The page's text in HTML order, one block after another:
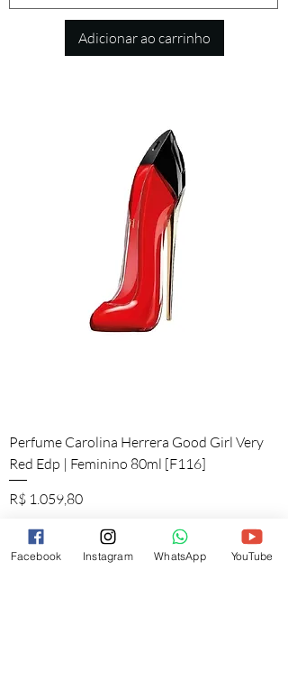
Adicionar ao carrinho
Perfume Carolina Herrera Good Girl Very
Red Edp | Feminino 80ml [F116]
Preço
R$ 1.059,80
Facebook Instagram WhatsApp YouTube